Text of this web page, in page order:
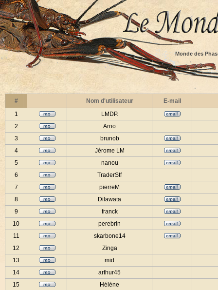
Monde des
# Nom d'utilisateur
E-mail
1
LMDP.
2
Arno
3
brunob
4
Jérome LM
5
nanou
6
TraderStf
7
pierreM
8
Dilawata
9
franck
10
perebrin
11
skarbone14
12
Zinga
13
mid
14
arthur45
15
Hélène